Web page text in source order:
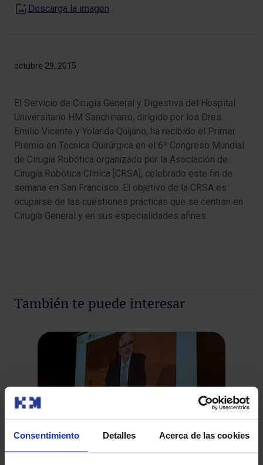
Consentimiento Detalles Acerca de las cookies
octubre 29, 2015
El Servicio de Cirugía General y Digestiva del Hospital
Universitario HM Sanchinarro, dirigido por los Dres.
Emilio Vicente y Yolanda Quijano, ha recibido el Primer
Premio en Técnica Quirúrgica en el 6º Congreso Mundial
de Cirugía Robótica organizado por la Asociación de
Cirugía Robótica Clínica [CRSA], celebrado este fin de
semana en San Francisco. El objetivo de la CRSA es
ocuparse de las cuestiones prácticas que se centran en
Cirugía General y en sus especialidades afines.
Descarga la imagen
También te puede interesar